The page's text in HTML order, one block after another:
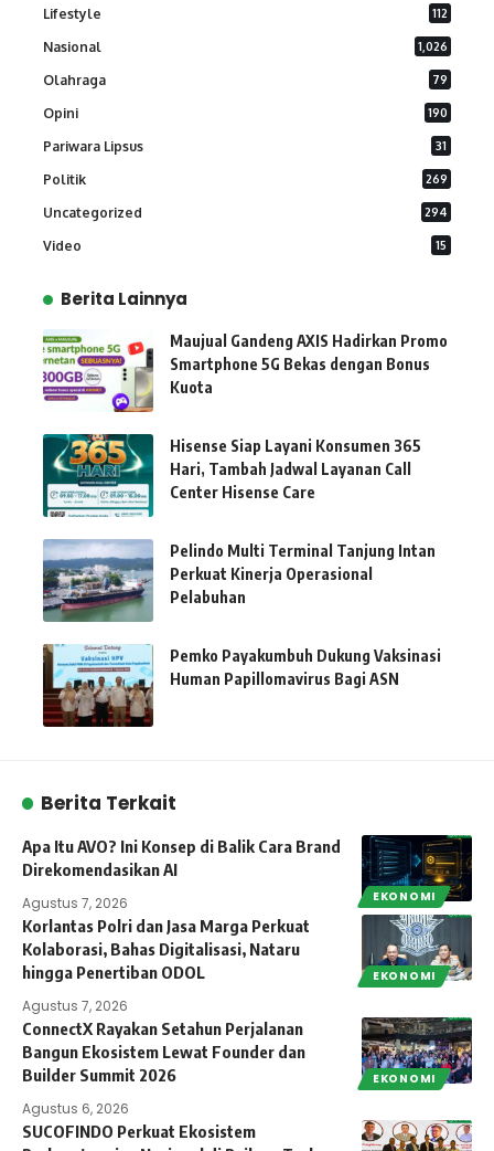
Lifestyle 112
Nasional 1,026
Olahraga 79
Opini 190
Pariwara Lipsus 31
Politik 269
Uncategorized 294
Video 15
Berita Lainnya
Maujual Gandeng AXIS Hadirkan Promo
Smartphone 5G Bekas dengan Bonus
Kuota
Hisense Siap Layani Konsumen 365
Hari, Tambah Jadwal Layanan Call
Center Hisense Care
Pelindo Multi Terminal Tanjung Intan
Perkuat Kinerja Operasional
Pelabuhan
Pemko Payakumbuh Dukung Vaksinasi
Human Papillomavirus Bagi ASN
Berita Terkait
EKONOMI
Apa Itu AVO? Ini Konsep di Balik Cara Brand
Direkomendasikan AI
Agustus 7, 2026
EKONOMI
Korlantas Polri dan Jasa Marga Perkuat
Kolaborasi, Bahas Digitalisasi, Nataru
hingga Penertiban ODOL
Agustus 7, 2026
EKONOMI
ConnectX Rayakan Setahun Perjalanan
Bangun Ekosistem Lewat Founder dan
Builder Summit 2026
Agustus 6, 2026
SUCOFINDO Perkuat Ekosistem